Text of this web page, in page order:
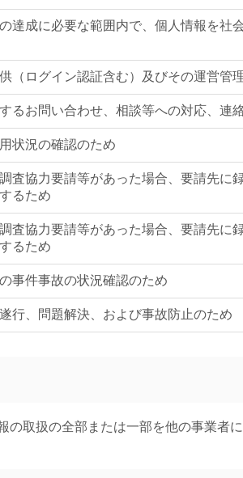
達成に必要な範囲内で、個人情報を社
（ログイン認証含む）及びその運営管
るお問い合わせ、相談等への対応、連
状況の確認のため
査協力要請等があった場合、要請先に
るため
査協力要請等があった場合、要請先に
るため
事件事故の状況確認のため
行、問題解決、および事故防止のため
取扱の全部または一部を他の事業者